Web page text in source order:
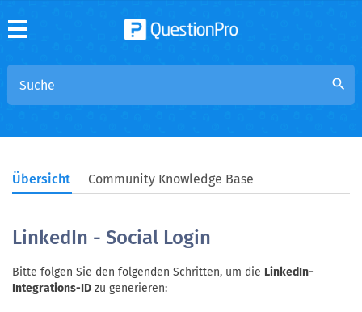
search
Übersicht Community Knowledge Base
LinkedIn - Social Login
Bitte folgen Sie den folgenden Schritten, um die LinkedIn-
Integrations-ID zu generieren: